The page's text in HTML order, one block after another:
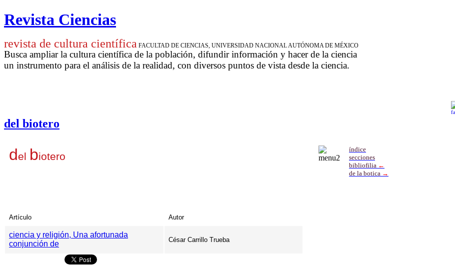
Revista Ciencias
revista de cultura científica FACULTAD DE CIENCIAS, UNIVERSIDAD NACIONAL AUTÓNOMA DE MÉXICO
Busca ampliar la cultura científica de la población, difundir información y hacer de la ciencia
un instrumento para el análisis de la realidad, con diversos puntos de vista desde la ciencia.
del biotero
del biotero
índice
secciones
bibliofilia ←
de la botica →
Artículo Autor
ciencia y religión, Una afortunada
conjunción de
César Carrillo Trueba